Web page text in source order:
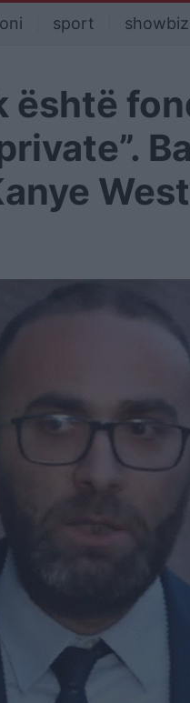
sport showbiz
është